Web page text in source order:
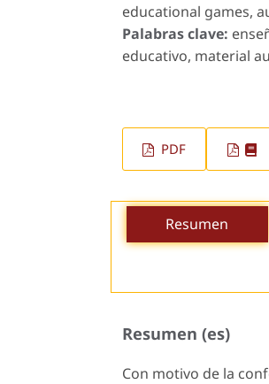
educational games,
Palabras clave:
educativo, material
PDF
Resumen
Resumen (es)
Con motivo de la